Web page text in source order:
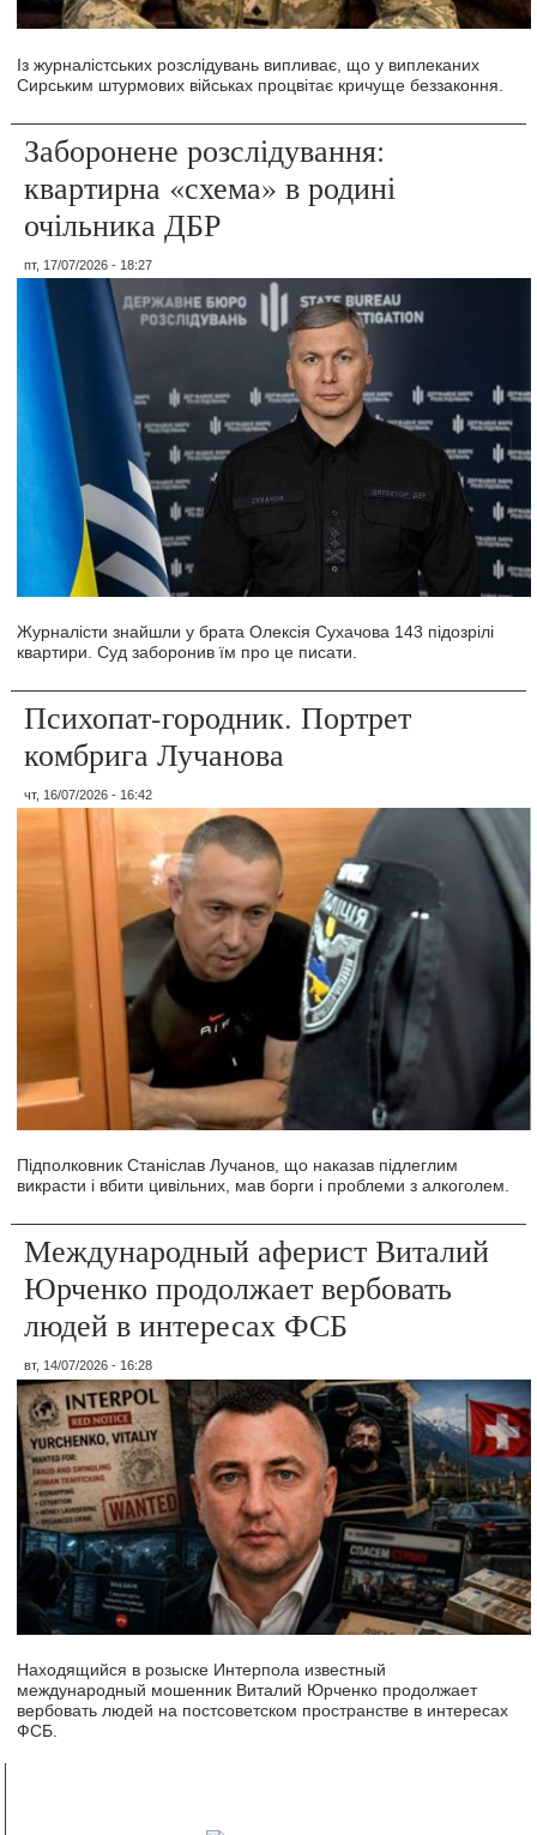
Із журналістських розслідувань випливає, що у виплеканих
Сирським штурмових військах процвітає кричуще беззаконня.
Заборонене розслідування:
квартирна «схема» в родині
очільника ДБР
пт, 17/07/2026 - 18:27
Журналісти знайшли у брата Олексія Сухачова 143 підозрілі
квартири. Суд заборонив їм про це писати.
Психопат-городник. Портрет
комбрига Лучанова
чт, 16/07/2026 - 16:42
Підполковник Станіслав Лучанов, що наказав підлеглим
викрасти і вбити цивільних, мав борги і проблеми з алкоголем.
Международный аферист Виталий
Юрченко продолжает вербовать
людей в интересах ФСБ
вт, 14/07/2026 - 16:28
Находящийся в розыске Интерпола известный
международный мошенник Виталий Юрченко продолжает
вербовать людей на постсоветском пространстве в интересах
ФСБ.